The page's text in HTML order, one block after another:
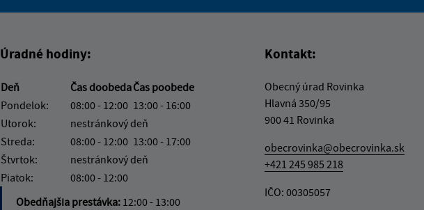
Úradné hodiny:
Deň Čas doobedaČas poobede
Pondelok:
08:00 - 12:00 13:00 - 16:00
Utorok:
nestránkový deň
Streda:
08:00 - 12:00 13:00 - 17:00
Štvrtok:
nestránkový deň
Piatok:
08:00 - 12:00
Obedňajšia prestávka: 12:00 - 13:00
Kontakt:
Obecný úrad Rovinka
Hlavná 350/95
900 41 Rovinka
obecrovinka@obecrovinka.sk
+421 245 985 218
IČO: 00305057